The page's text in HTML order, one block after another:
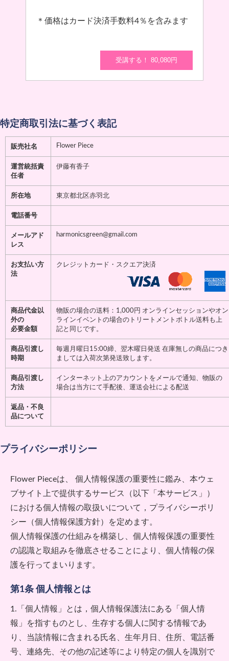
＊価格はカード決済手数料4％を含みます
受講する！ 80,080円
特定商取引法に基づく表記
販売社名 Flower Piece
運営統括責
任者
伊藤有香子
所在地 東京都北区赤羽北
電話番号
メールアド
レス
harmonicsgreen@gmail.com
お支払い方
法
クレジットカード・スクエア決済
商品代金以
外の
必要金額
物販の場合の送料：1,000円 オンラインセッションやオン
ラインイベントの場合のトリートメントボトル送料も上
記と同じです。
商品引渡し
時期
毎週月曜日15:00締、翌木曜日発送 在庫無しの商品につき
ましては入荷次第発送致します。
商品引渡し
方法
インターネット上のアカウントをメールで通知、物販の
場合は当方にて手配後、運送会社による配送
返品・不良
品について
プライバシーポリシー
Flower Pieceは、 個人情報保護の重要性に鑑み、本ウェ
ブサイト上で提供するサービス（以下「本サービス」）
における個人情報の取扱いについて，プライバシーポリ
シー（個人情報保護方針）を定めます。
個人情報保護の仕組みを構築し、個人情報保護の重要性
の認識と取組みを徹底させることにより、個人情報の保
護を行ってまいります。
第1条 個人情報とは
1.「個人情報」とは，個人情報保護法にある「個人情
報」を指すものとし、生存する個人に関する情報であ
り、当該情報に含まれる氏名、生年月日、住所、電話番
号、連絡先、その他の記述等により特定の個人を識別で